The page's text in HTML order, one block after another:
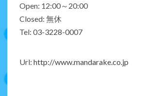
Open: 12:00～20:00
Closed: 無休
Tel: 03-3228-0007
Url: http://www.mandarake.co.jp